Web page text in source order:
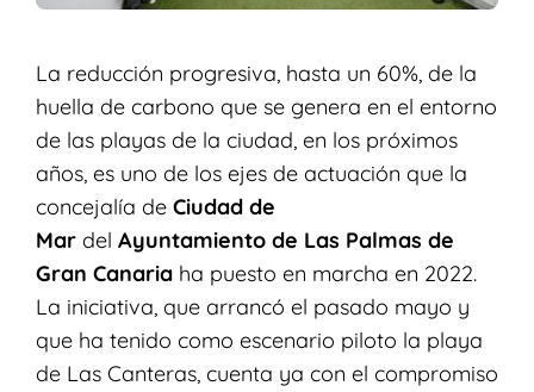
La reducción progresiva, hasta un 60%, de la
huella de carbono que se genera en el entorno
de las playas de la ciudad, en los próximos
años, es uno de los ejes de actuación que la
concejalía deCiudad de
Mardel Ayuntamiento de Las Palmas de
Gran Canariaha puesto en marcha en 2022.
La iniciativa, que arrancó el pasado mayo y
que ha tenido como escenario piloto la playa
de Las Canteras, cuenta ya con el compromiso